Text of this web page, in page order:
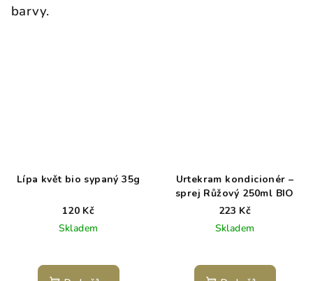
barvy.
Lípa květ bio sypaný 35g
120 Kč
Skladem
Urtekram kondicionér –
sprej Růžový 250ml BIO
223 Kč
Skladem